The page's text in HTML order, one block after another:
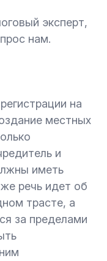
эксперт,
нам.
на
местных
и
иметь
речь идет об
трасте, а
за пределами